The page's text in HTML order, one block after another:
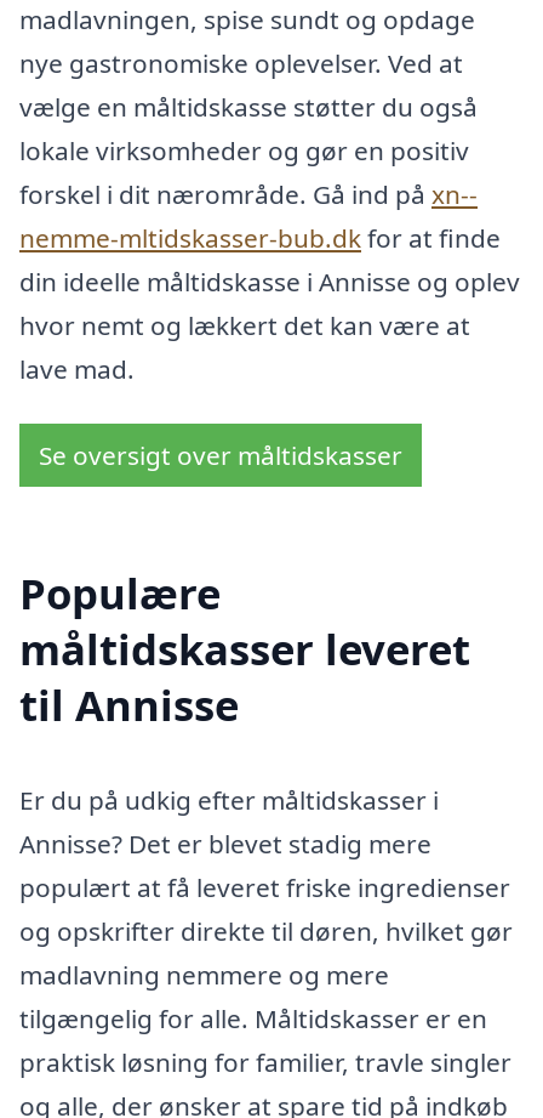
madlavningen, spise sundt og opdage
nye gastronomiske oplevelser. Ved at
vælge en måltidskasse støtter du også
lokale virksomheder og gør en positiv
forskel i dit nærområde. Gå ind på xn--
nemme-mltidskasser-bub.dkfor at finde
din ideelle måltidskasse i Annisse og oplev
hvor nemt og lækkert det kan være at
lave mad.
Se oversigt over måltidskasser
Populære
måltidskasser leveret
til Annisse
Er du på udkig efter måltidskasser i
Annisse? Det er blevet stadig mere
populært at få leveret friske ingredienser
og opskrifter direkte til døren, hvilket gør
madlavning nemmere og mere
tilgængelig for alle. Måltidskasser er en
praktisk løsning for familier, travle singler
og alle, der ønsker at spare tid på indkøb